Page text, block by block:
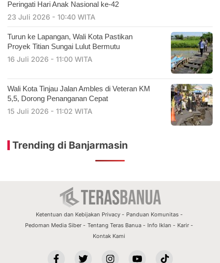
Peringati Hari Anak Nasional ke-42
23 Juli 2026 - 10:40 WITA
Turun ke Lapangan, Wali Kota Pastikan
Proyek Titian Sungai Lulut Bermutu
16 Juli 2026 - 11:00 WITA
​Wali Kota Tinjau Jalan Ambles di Veteran KM
5,5, Dorong Penanganan Cepat
15 Juli 2026 - 11:02 WITA
Trending di Banjarmasin
Ketentuan dan Kebijakan Privacy
Panduan Komunitas
Pedoman Media Siber
Tentang Teras Banua Info Iklan
Karir
Kontak Kami